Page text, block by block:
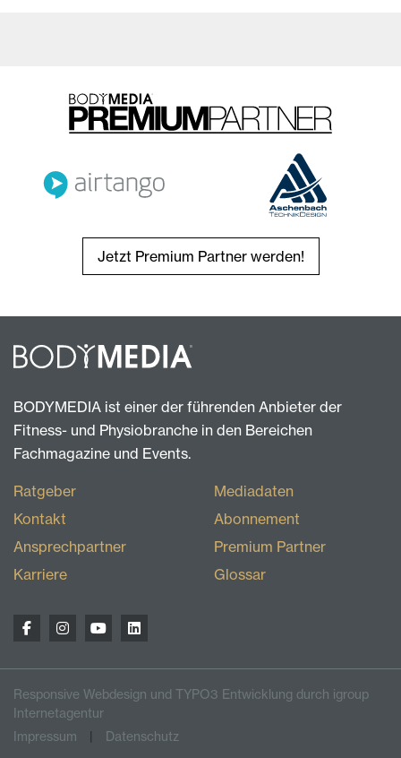
Jetzt Premium Partner werden!
BODYMEDIA ist einer der führenden Anbieter der
Fitness- und Physiobranche in den Bereichen
Fachmagazine und Events.
Ratgeber
Kontakt
Ansprechpartner
Karriere
Mediadaten
Abonnement
Premium Partner
Glossar
Responsive Webdesign und TYPO3 Entwicklung durch igroup
Internetagentur
Impressum
Datenschutz